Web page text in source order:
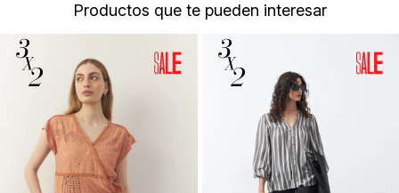
Productos que te pueden interesar